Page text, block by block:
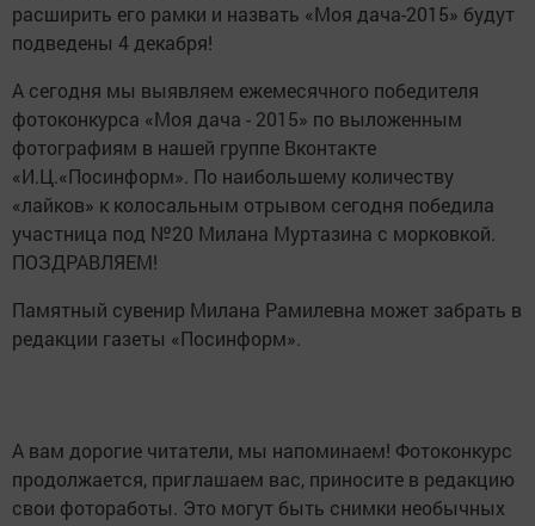
расширить его рамки и назвать «Моя дача-2015» будут
подведены 4 декабря!
А сегодня мы выявляем ежемесячного победителя
фотоконкурса «Моя дача - 2015» по выложенным
фотографиям в нашей группе Вконтакте
«И.Ц.«Посинформ». По наибольшему количеству
«лайков» к колосальным отрывом сегодня победила
участница под №20 Милана Муртазина с морковкой.
ПОЗДРАВЛЯЕМ!
Памятный сувенир Милана Рамилевна может забрать в
редакции газеты «Посинформ».
А вам дорогие читатели, мы напоминаем! Фотоконкурс
продолжается, приглашаем вас, приносите в редакцию
свои фотоработы. Это могут быть снимки необычных